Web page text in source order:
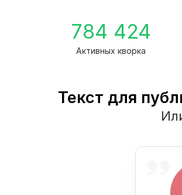
784 424
Активных кворка
Текст для